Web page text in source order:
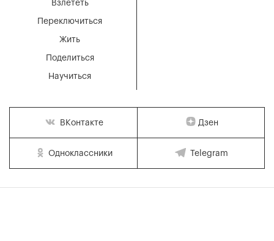
Взлететь
Переключиться
Жить
Поделиться
Научиться
ВКонтакте Дзен
Одноклассники Telegram